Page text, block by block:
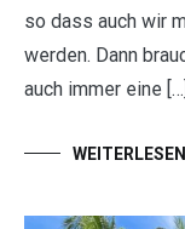
so dass auch wir
werden. Dann
auch immer eine […]
WEITERLESEN